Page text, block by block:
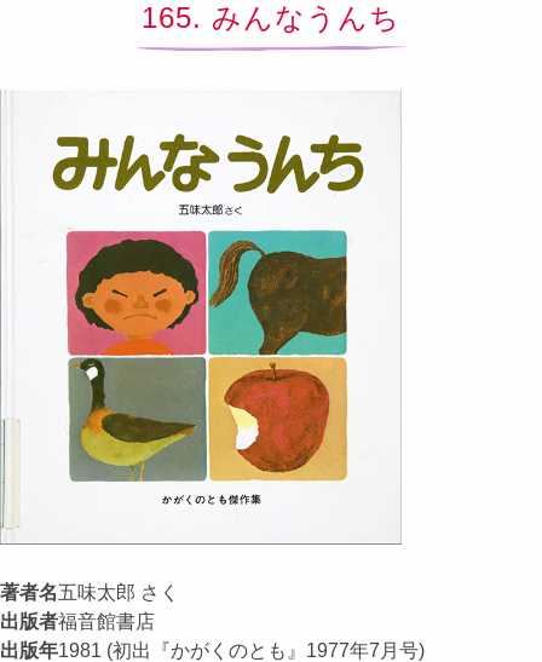
165. みんなうんち
著者名五味太郎 さく
出版者福音館書店
出版年1981 (初出『かがくのとも』1977年7月号)